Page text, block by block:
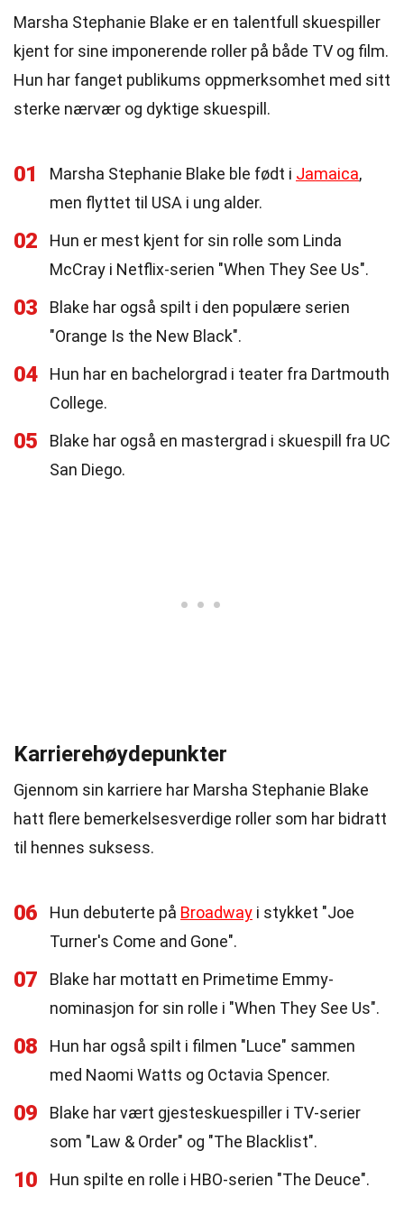
Marsha Stephanie Blake er en talentfull skuespiller
kjent for sine imponerende roller på både TV og film.
Hun har fanget publikums oppmerksomhet med sitt
sterke nærvær og dyktige skuespill.
01 Marsha Stephanie Blake ble født i Jamaica,
men flyttet til USA i ung alder.
02
Hun er mest kjent for sin rolle som Linda
McCray i Netflix-serien "When They See Us".
03
Blake har også spilt i den populære serien
"Orange Is the New Black".
04
Hun har en bachelorgrad i teater fra Dartmouth
College.
05
Blake har også en mastergrad i skuespill fra UC
San Diego.
Karrierehøydepunkter
Gjennom sin karriere har Marsha Stephanie Blake
hatt flere bemerkelsesverdige roller som har bidratt
til hennes suksess.
06 Hun debuterte på Broadway i stykket "Joe
Turner's Come and Gone".
07
Blake har mottatt en Primetime Emmy-
nominasjon for sin rolle i "When They See Us".
08
Hun har også spilt i filmen "Luce" sammen
med Naomi Watts og Octavia Spencer.
09
Blake har vært gjesteskuespiller i TV-serier
som "Law & Order" og "The Blacklist".
10 Hun spilte en rolle i HBO-serien "The Deuce".